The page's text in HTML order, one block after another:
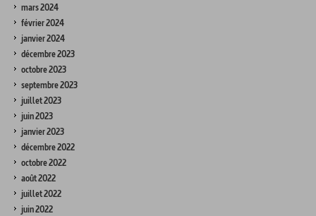
mars 2024
février 2024
janvier 2024
décembre 2023
octobre 2023
septembre 2023
juillet 2023
juin 2023
janvier 2023
décembre 2022
octobre 2022
août 2022
juillet 2022
juin 2022